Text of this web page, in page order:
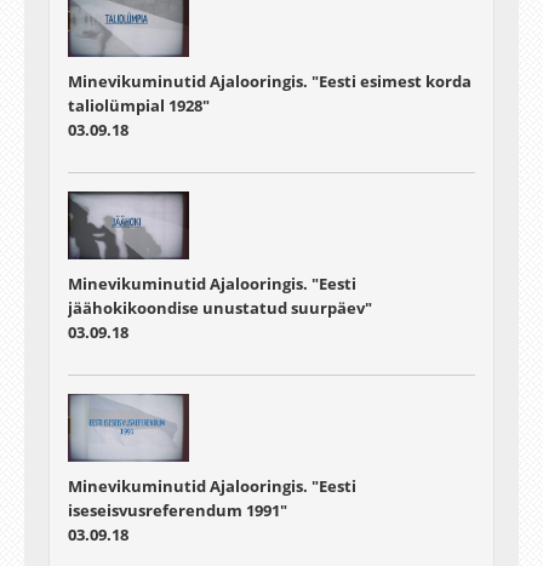
Minevikuminutid Ajalooringis. "Eesti esimest korda
taliolümpial 1928"
03.09.18
Minevikuminutid Ajalooringis. "Eesti
jäähokikoondise unustatud suurpäev"
03.09.18
Minevikuminutid Ajalooringis. "Eesti
iseseisvusreferendum 1991"
03.09.18